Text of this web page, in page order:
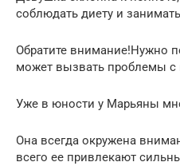
соблюдать диету и
Обратите внимание!Нужно
может вызвать проблемы с
Уже в юности у Марьяны
Она всегда окружена
всего ее привлекают